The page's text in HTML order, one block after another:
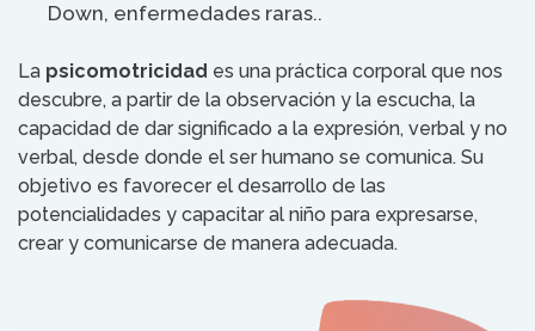
Down, enfermedades raras..
La psicomotricidad es una práctica corporal que nos
descubre, a partir de la observación y la escucha, la
capacidad de dar significado a la expresión, verbal y no
verbal, desde donde el ser humano se comunica. Su
objetivo es favorecer el desarrollo de las
potencialidades y capacitar al niño para expresarse,
crear y comunicarse de manera adecuada.